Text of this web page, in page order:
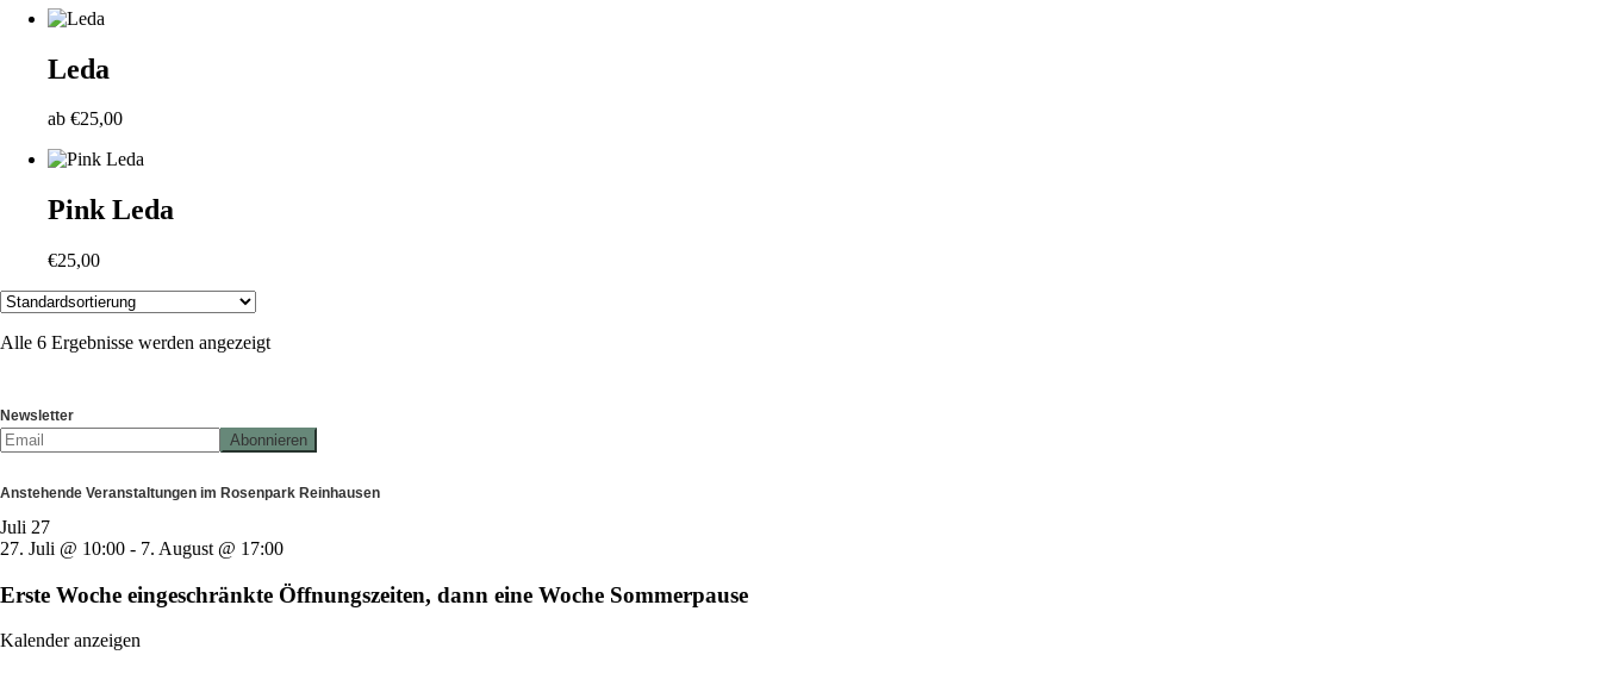
Leda
ab €25,00
Pink Leda
€25,00
Alle 6 Ergebnisse werden angezeigt
Newsletter
Anstehende Veranstaltungen im Rosenpark Reinhausen
Juli 27
27. Juli @ 10:00 - 7. August @ 17:00
Erste Woche eingeschränkte Öffnungszeiten, dann eine Woche Sommerpause
Kalender anzeigen